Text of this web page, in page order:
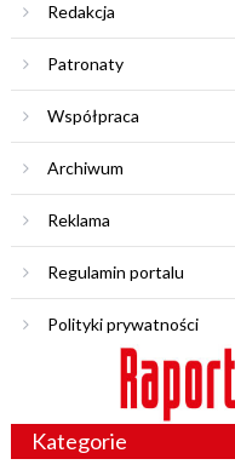
Redakcja
Patronaty
Współpraca
Archiwum
Reklama
Regulamin portalu
Polityki prywatności
Kategorie